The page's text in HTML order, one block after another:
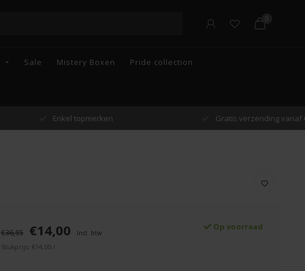
0
Sale Mistery Boxen Pride collection
Gratis verzending vanaf €55 in België
€36,95 €14,00 Incl. btw
Op voorraad
Stukprijs: €14,00 /